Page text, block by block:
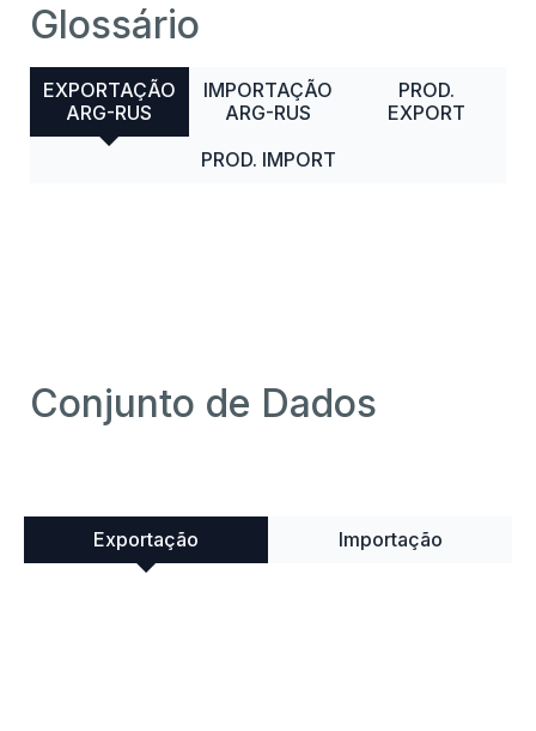
Glossário
EXPORTAÇÃO
ARG-RUS
IMPORTAÇÃO
ARG-RUS
PROD.
EXPORT
PROD. IMPORT
Conjunto de Dados
Exportação Importação